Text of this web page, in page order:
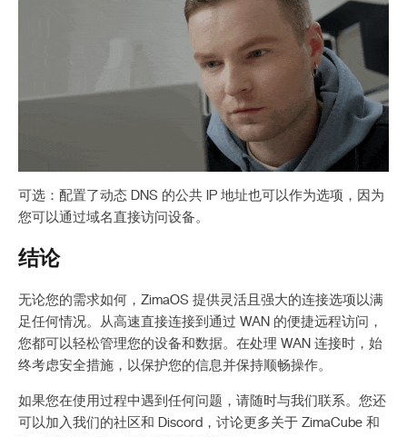
可选：配置了动态 DNS 的公共 IP 地址也可以作为选项，因为
您可以通过域名直接访问设备。
结论
无论您的需求如何，ZimaOS 提供灵活且强大的连接选项以满
足任何情况。从高速直接连接到通过 WAN 的便捷远程访问，
您都可以轻松管理您的设备和数据。在处理 WAN 连接时，始
终考虑安全措施，以保护您的信息并保持顺畅操作。
如果您在使用过程中遇到任何问题，请随时与我们联系。您还
可以加入我们的社区和 Discord，讨论更多关于 ZimaCube 和